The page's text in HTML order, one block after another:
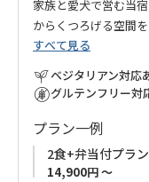
家族と愛犬で営む当
からくつろげる空間
旅の疲れを癒し、夜
るような特別な時間
食事は地元の旬の食
ットーにしています。
ベジタリアンやその
安心してお楽しみいた
すべて見る
ベジタリアン対応
グルテンフリー対
プラン一例
2食+弁当付プラン
14,900円 ～